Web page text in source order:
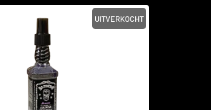
UITVERKOCHT